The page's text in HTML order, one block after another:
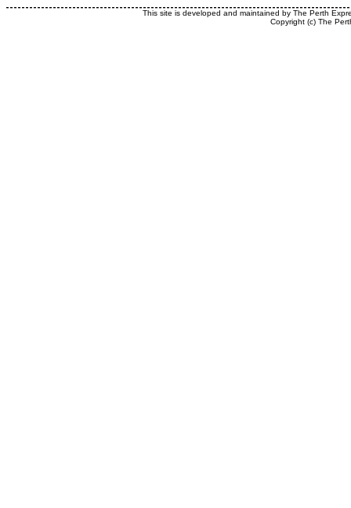
This site is developed and maintained by The Perth
Copyright (c) The